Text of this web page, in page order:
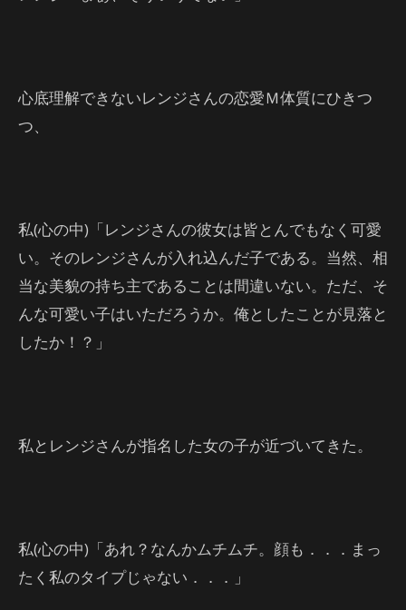
心底理解できないレンジさんの恋愛Ｍ体質にひきつ
つ、
私(心の中)「レンジさんの彼女は皆とんでもなく可愛
い。そのレンジさんが入れ込んだ子である。当然、相
当な美貌の持ち主であることは間違いない。ただ、そ
んな可愛い子はいただろうか。俺としたことが見落と
したか！？」
私とレンジさんが指名した女の子が近づいてきた。
私(心の中)「あれ？なんかムチムチ。顔も．．．まっ
たく私のタイプじゃない．．．」